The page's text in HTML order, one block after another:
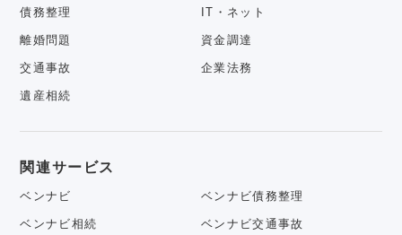
債務整理 IT・ネット
離婚問題 資金調達
交通事故 企業法務
遺産相続
関連サービス
ベンナビ ベンナビ債務整理
ベンナビ相続 ベンナビ交通事故